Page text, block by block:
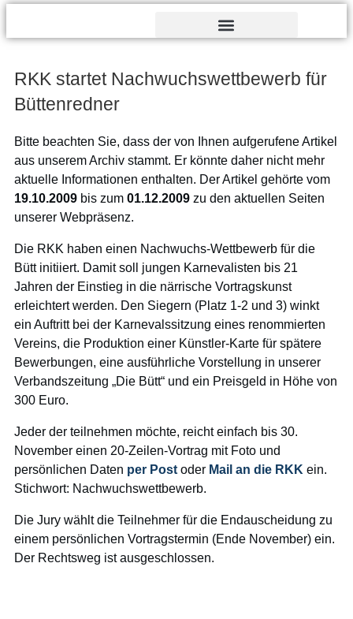
RKK startet Nachwuchswettbewerb für
Büttenredner
Bitte beachten Sie, dass der von Ihnen aufgerufene Artikel
aus unserem Archiv stammt. Er könnte daher nicht mehr
aktuelle Informationen enthalten. Der Artikel gehörte vom
19.10.2009 bis zum 01.12.2009 zu den aktuellen Seiten
unserer Webpräsenz.
Die RKK haben einen Nachwuchs-Wettbewerb für die
Bütt initiiert. Damit soll jungen Karnevalisten bis 21
Jahren der Einstieg in die närrische Vortragskunst
erleichtert werden. Den Siegern (Platz 1-2 und 3) winkt
ein Auftritt bei der Karnevalssitzung eines renommierten
Vereins, die Produktion einer Künstler-Karte für spätere
Bewerbungen, eine ausführliche Vorstellung in unserer
Verbandszeitung „Die Bütt“ und ein Preisgeld in Höhe von
300 Euro.
Jeder der teilnehmen möchte, reicht einfach bis 30.
November einen 20-Zeilen-Vortrag mit Foto und
persönlichen Daten per Post oder Mail an die RKK ein.
Stichwort: Nachwuchswettbewerb.
Die Jury wählt die Teilnehmer für die Endauscheidung zu
einem persönlichen Vortragstermin (Ende November) ein.
Der Rechtsweg ist ausgeschlossen.